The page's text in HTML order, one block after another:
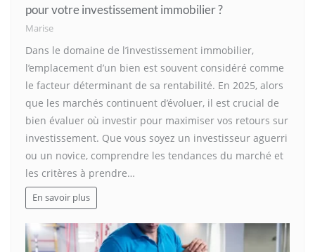
pour votre investissement immobilier ?
Marise
Dans le domaine de l’investissement immobilier,
l’emplacement d’un bien est souvent considéré comme
le facteur déterminant de sa rentabilité. En 2025, alors
que les marchés continuent d’évoluer, il est crucial de
bien évaluer où investir pour maximiser vos retours sur
investissement. Que vous soyez un investisseur aguerri
ou un novice, comprendre les tendances du marché et
les critères à prendre…
En savoir plus